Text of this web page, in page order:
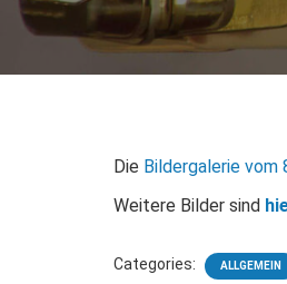
Die Bildergalerie vom
Weitere Bilder sind
Categories: ALLGEMEIN